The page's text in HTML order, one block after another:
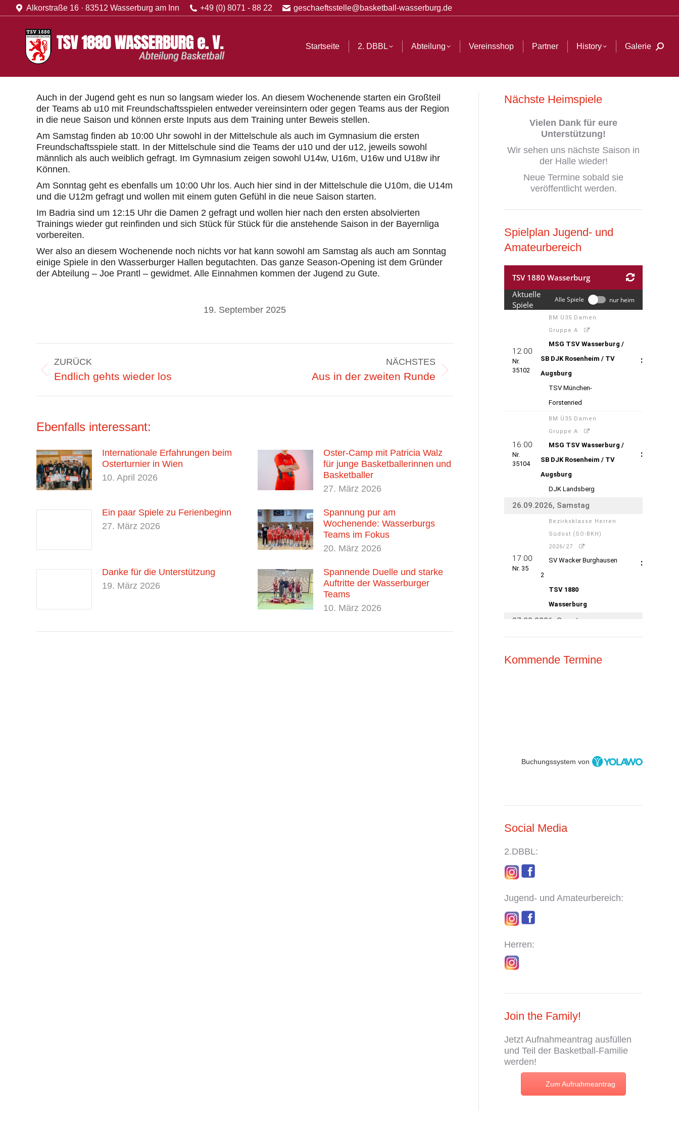
Alkorstraße 16 · 83512 Wasserburg am Inn +49 (0) 8071 - 88 22 geschaeftsstelle@basketball-wasserburg.de
Startseite 2. DBBL Abteilung Vereinsshop Partner History Galerie
Auch in der Jugend geht es nun so langsam wieder los. An diesem Wochenende starten ein Großteil
der Teams ab u10 mit Freundschaftsspielen entweder vereinsintern oder gegen Teams aus der Region
in die neue Saison und können erste Inputs aus dem Training unter Beweis stellen.
Am Samstag finden ab 10:00 Uhr sowohl in der Mittelschule als auch im Gymnasium die ersten
Freundschaftsspiele statt. In der Mittelschule sind die Teams der u10 und der u12, jeweils sowohl
männlich als auch weiblich gefragt. Im Gymnasium zeigen sowohl U14w, U16m, U16w und U18w ihr
Können.
Am Sonntag geht es ebenfalls um 10:00 Uhr los. Auch hier sind in der Mittelschule die U10m, die U14m
und die U12m gefragt und wollen mit einem guten Gefühl in die neue Saison starten.
Im Badria sind um 12:15 Uhr die Damen 2 gefragt und wollen hier nach den ersten absolvierten
Trainings wieder gut reinfinden und sich Stück für Stück für die anstehende Saison in der Bayernliga
vorbereiten.
Wer also an diesem Wochenende noch nichts vor hat kann sowohl am Samstag als auch am Sonntag
einige Spiele in den Wasserburger Hallen begutachten. Das ganze Season-Opening ist dem Gründer
der Abteilung – Joe Prantl – gewidmet. Alle Einnahmen kommen der Jugend zu Gute.
19. September 2025
ZURÜCK
Vorheriger
Endlich gehts wieder los
NÄCHSTES
Aus in der zweiten Runde
Ebenfalls interessant:
Internationale Erfahrungen beim
Osterturnier in Wien
10. April 2026
Oster-Camp mit Patricia Walz
für junge Basketballerinnen und
Basketballer
27. März 2026
Ein paar Spiele zu Ferienbeginn
27. März 2026
Spannung pur am
Wochenende: Wasserburgs
Teams im Fokus
20. März 2026
Danke für die Unterstützung
19. März 2026
Spannende Duelle und starke
Auftritte der Wasserburger
Teams
10. März 2026
Nächste Heimspiele
Vielen Dank für eure
Unterstützung!
Wir sehen uns nächste Saison in
der Halle wieder!
Neue Termine sobald sie
veröffentlicht werden.
Spielplan Jugend- und
Amateurbereich
Kommende Termine
Buchungssystem von
Social Media
2.DBBL:
Jugend- und Amateurbereich:
Herren:
Join the Family!
Jetzt Aufnahmeantrag ausfüllen
und Teil der Basketball-Familie
werden!
Zum Aufnahmeantrag
Startseite 2. DBBL Abteilung Vereinsshop Partner History Galerie Search: